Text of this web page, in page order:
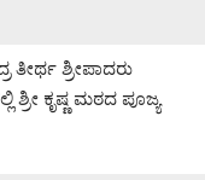
ಶ್ರೀಪಾದರು
ಕೃಷ್ಣ ಮಠದ ಪೂಜ್ಯ